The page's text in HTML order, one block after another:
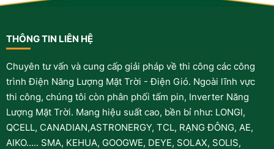
THÔNG TIN LIÊN HỆ
Chuyên tư vấn và cung cấp giải pháp về thi công các công
trình Điện Năng Lượng Mặt Trời - Điện Gió. Ngoài lĩnh vực
thi công, chúng tôi còn phân phối tấm pin, Inverter Năng
Lượng Mặt Trời. Mang hiệu suất cao, bền bỉ như: LONGI,
QCELL, CANADIAN,ASTRONERGY, TCL, RẠNG ĐÔNG, AE,
AIKO..... SMA, KEHUA, GOOGWE, DEYE, SOLAX, SOLIS,